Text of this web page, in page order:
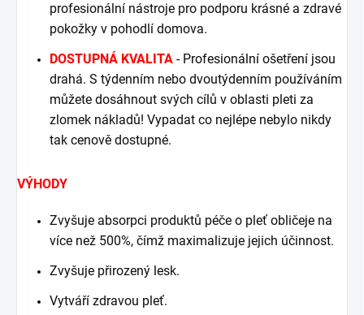
profesionální nástroje pro podporu krásné a zdravé
pokožky v pohodlí domova.
DOSTUPNÁ KVALITA - Profesionální ošetření jsou
drahá. S týdenním nebo dvoutýdenním používáním
můžete dosáhnout svých cílů v oblasti pleti za
zlomek nákladů! Vypadat co nejlépe nebylo nikdy
tak cenově dostupné.
VÝHODY
Zvyšuje absorpci produktů péče o pleť obličeje na
více než 500%, čímž maximalizuje jejich účinnost.
Zvyšuje přirozený lesk.
Vytváří zdravou pleť.